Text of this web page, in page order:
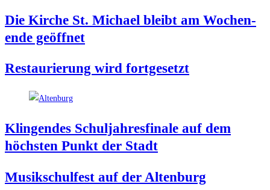
Die Kir­che St. Micha­el bleibt am Wochen­
en­de geöffnet
Restau­rie­rung wird fortgesetzt
Klin­gen­des Schul­jah­res­fi­na­le auf dem
höchs­ten Punkt der Stadt
Musik­schul­fest auf der Altenburg